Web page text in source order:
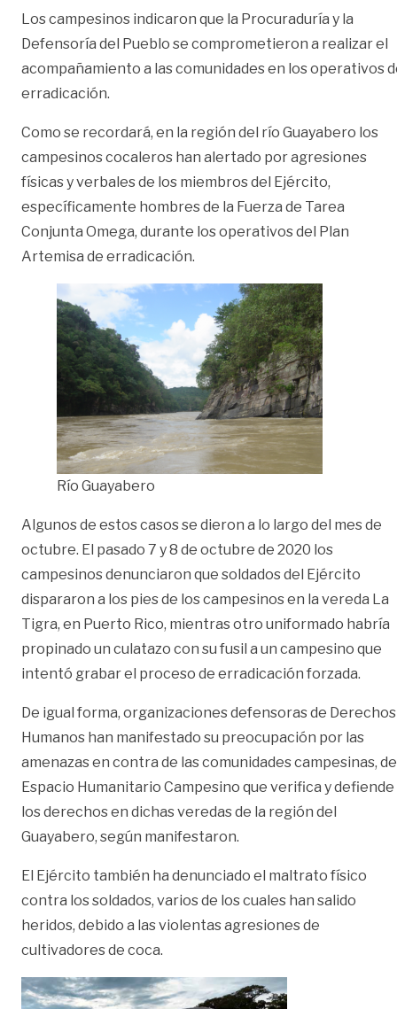
Los campesinos indicaron que la Procuraduría y la
Defensoría del Pueblo se comprometieron a realizar el
acompañamiento a las comunidades en los operativos
erradicación.
Como se recordará, en la región del río Guayabero los
campesinos cocaleros han alertado por agresiones
físicas y verbales de los miembros del Ejército,
específicamente hombres de la Fuerza de Tarea
Conjunta Omega, durante los operativos del Plan
Artemisa de erradicación.
Río Guayabero
Algunos de estos casos se dieron a lo largo del mes de
octubre. El pasado 7 y 8 de octubre de 2020 los
campesinos denunciaron que soldados del Ejército
dispararon a los pies de los campesinos en la vereda La
Tigra, en Puerto Rico, mientras otro uniformado habría
propinado un culatazo con su fusil a un campesino que
intentó grabar el proceso de erradicación forzada.
De igual forma, organizaciones defensoras de Derechos
Humanos han manifestado su preocupación por las
amenazas en contra de las comunidades campesinas,
Espacio Humanitario Campesino que verifica y defiende
los derechos en dichas veredas de la región del
Guayabero, según manifestaron.
El Ejército también ha denunciado el maltrato físico
contra los soldados, varios de los cuales han salido
heridos, debido a las violentas agresiones de
cultivadores de coca.